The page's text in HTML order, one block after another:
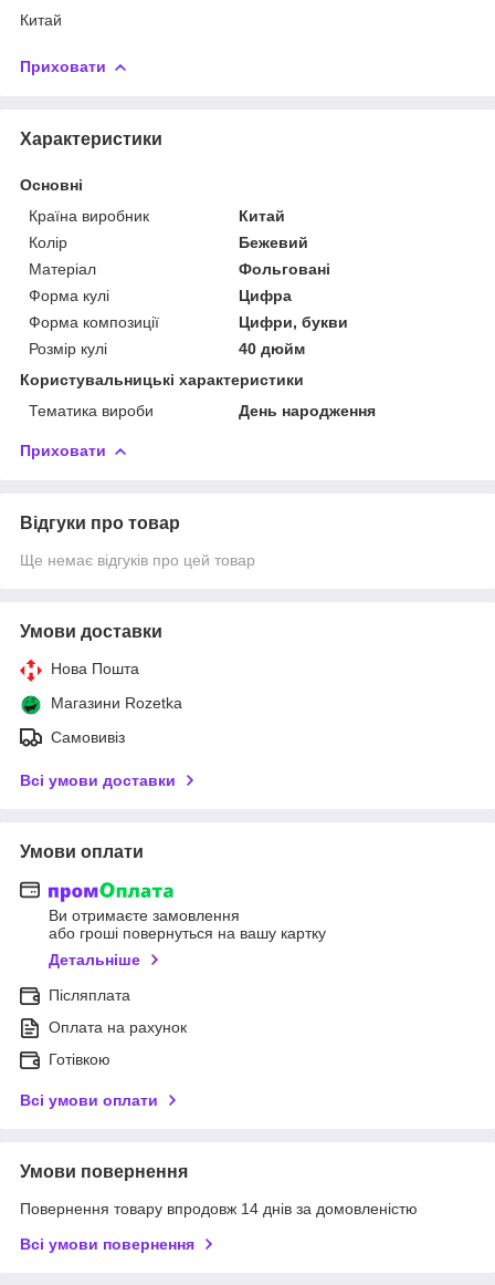
Китай
Приховати
Характеристики
Основні
Країна виробник
Китай
Колір
Бежевий
Матеріал
Фольговані
Форма кулі
Цифра
Форма композиції
Цифри, букви
Розмір кулі
40 дюйм
Користувальницькі характеристики
Тематика вироби
День народження
Приховати
Відгуки про товар
Ще немає відгуків про цей товар
Умови доставки
Нова Пошта
Магазини Rozetka
Самовивіз
Всі умови доставки
Умови оплати
Ви отримаєте замовлення
або гроші повернуться на вашу картку
Детальніше
Післяплата
Оплата на рахунок
Готівкою
Всі умови оплати
Умови повернення
Повернення товару впродовж 14 днів за домовленістю
Всі умови повернення